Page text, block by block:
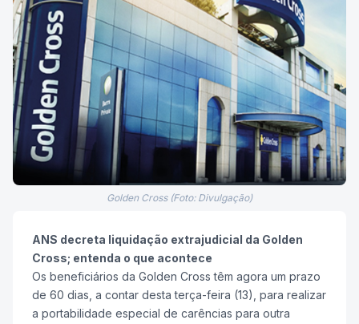
Golden Cross (Foto: Divulgação)
ANS decreta liquidação extrajudicial da Golden
Cross; entenda o que acontece
Os beneficiários da Golden Cross têm agora um prazo
de 60 dias, a contar desta terça-feira (13), para realizar
a portabilidade especial de carências para outra